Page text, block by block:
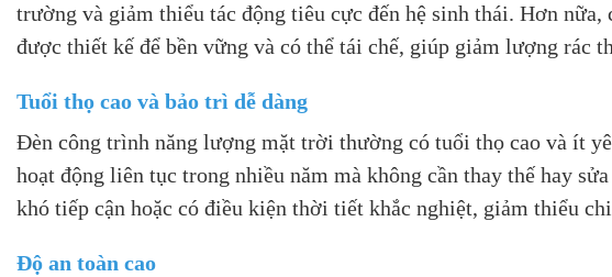
trường và giảm thiểu tác động tiêu cực đến hệ sinh thái. Hơn
được thiết kế để bền vững và có thể tái chế, giúp giảm lượng rác
Tuổi thọ cao và bảo trì dễ dàng
Đèn công trình năng lượng mặt trời thường có tuổi thọ cao và ít
hoạt động liên tục trong nhiều năm mà không cần thay thế hay
khó tiếp cận hoặc có điều kiện thời tiết khắc nghiệt, giảm thiểu
Độ an toàn cao